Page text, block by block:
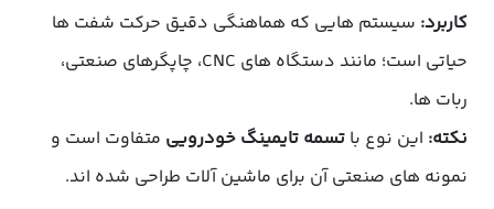
کاربرد: سیستم هایی که هماهنگی دقیق حرکت شفت ها
حیاتی است؛ مانند دستگاه های CNC، چاپگرهای صنعتی،
ربات ها.
نکته: این نوع با تسمه تایمینگ خودرویی متفاوت است و
نمونه های صنعتی آن برای ماشین آلات طراحی شده اند.